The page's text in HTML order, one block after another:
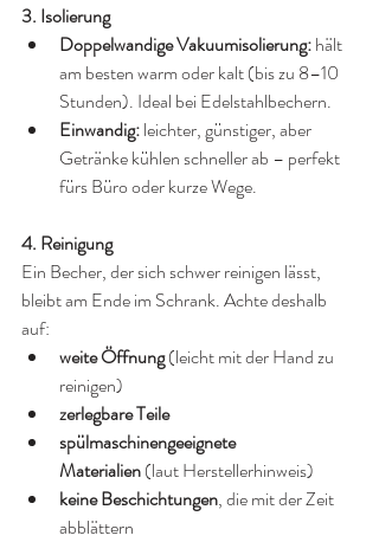
3. Isolierung
Doppelwandige Vakuumisolierung: hält
am besten warm oder kalt (bis zu 8–10
Stunden). Ideal bei Edelstahlbechern.
Einwandig: leichter, günstiger, aber
Getränke kühlen schneller ab – perfekt
fürs Büro oder kurze Wege.
4. Reinigung
Ein Becher, der sich schwer reinigen lässt,
bleibt am Ende im Schrank. Achte deshalb
auf:
weite Öffnung (leicht mit der Hand zu
reinigen)
zerlegbare Teile
spülmaschinengeeignete
Materialien (laut Herstellerhinweis)
keine Beschichtungen, die mit der Zeit
abblättern